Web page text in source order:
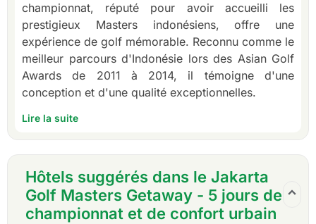
championnat, réputé pour avoir accueilli les
prestigieux Masters indonésiens, offre une
expérience de golf mémorable. Reconnu comme le
meilleur parcours d'Indonésie lors des Asian Golf
Awards de 2011 à 2014, il témoigne d'une
conception et d'une qualité exceptionnelles.
Lire la suite
Hôtels suggérés dans le Jakarta
Golf Masters Getaway - 5 jours de
championnat et de confort urbain